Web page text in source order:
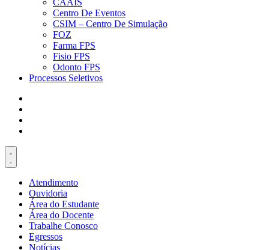
CAAIS
Centro De Eventos
CSIM – Centro De Simulação
FOZ
Farma FPS
Fisio FPS
Odonto FPS
Processos Seletivos
Atendimento
Ouvidoria
Área do Estudante
Área do Docente
Trabalhe Conosco
Egressos
Notícias